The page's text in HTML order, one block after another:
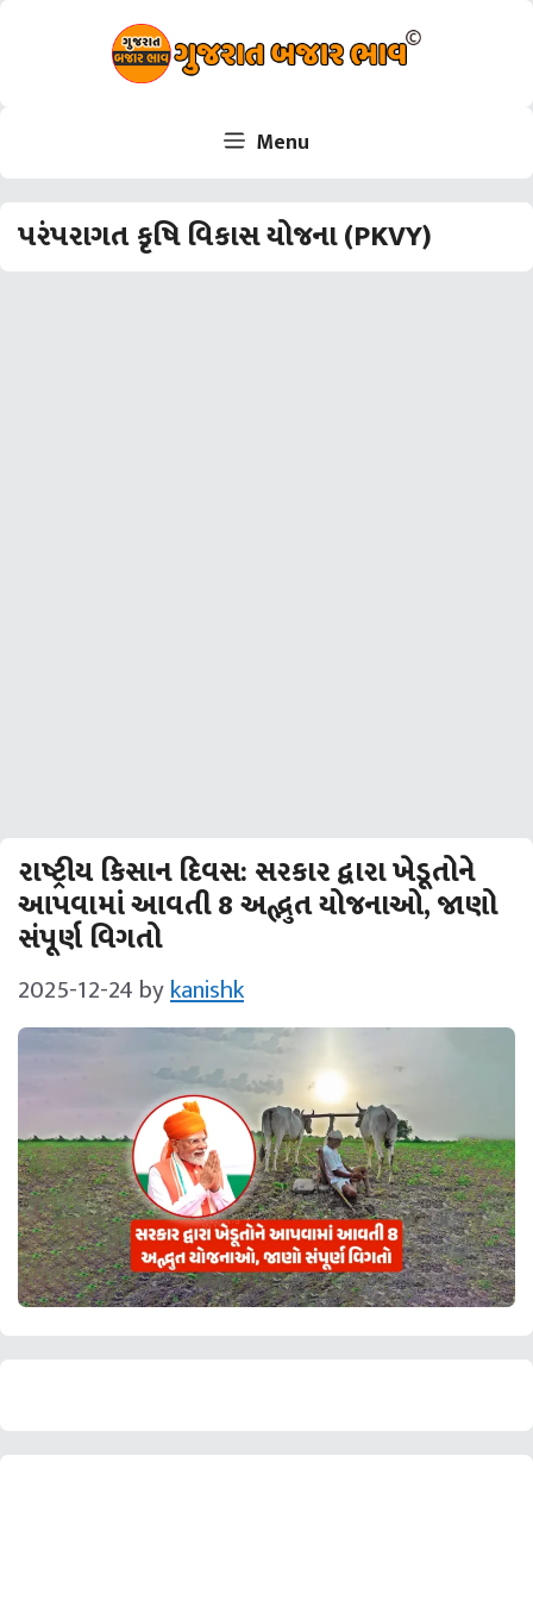
Skip
Menu
પરંપરાગત કૃષિ વિકાસ યોજના (PKVY)
રાષ્ટ્રીય કિસાન દિવસ: સરકાર દ્વારા ખેડૂતોને
આપવામાં આવતી 8 અદ્ભુત યોજનાઓ, જાણો
સંપૂર્ણ વિગતો
2025-12-24 bykanishk